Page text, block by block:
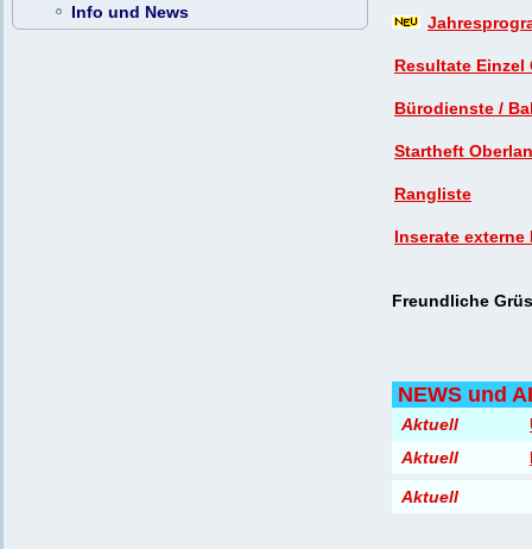
Info und News
Resultate Einzel
Bürodienste /
Startheft
Rangliste
Inserate externe
Freundliche
NEWS und
Aktuell
Aktuell
Aktuell